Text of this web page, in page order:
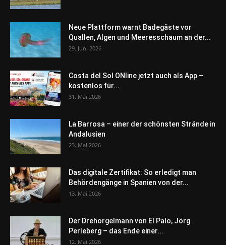
Neue Plattform warnt Badegäste vor
Quallen, Algen und Meeresschaum an der...
29. Juni 2026
Costa del Sol ONline jetzt auch als App –
kostenlos für...
31. Mai 2026
La Barrosa – einer der schönsten Strände in
Andalusien
23. Mai 2026
Das digitale Zertifikat: So erledigt man
Behördengänge in Spanien von der...
13. Mai 2026
Der Drehorgelmann von El Palo, Jörg
Perleberg – das Ende einer...
12. Mai 2026